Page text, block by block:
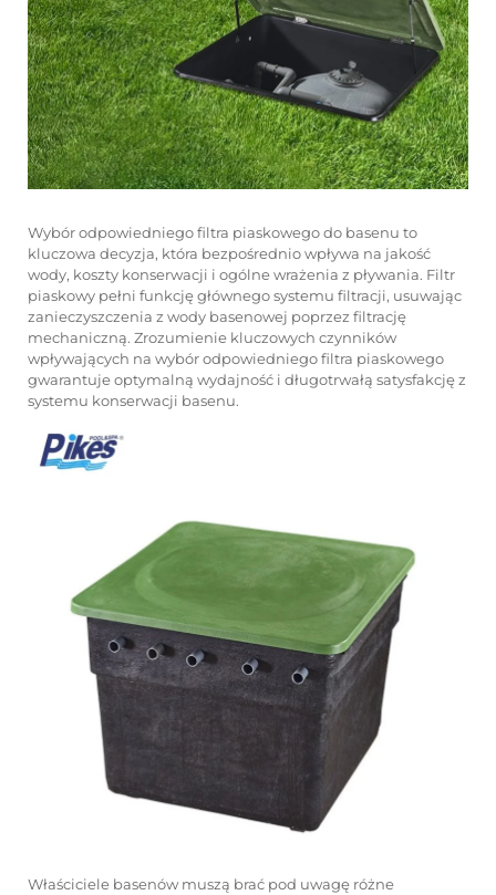
Wybór odpowiedniego filtra piaskowego do basenu to
kluczowa decyzja, która bezpośrednio wpływa na jakość
wody, koszty konserwacji i ogólne wrażenia z pływania. Filtr
piaskowy pełni funkcję głównego systemu filtracji, usuwając
zanieczyszczenia z wody basenowej poprzez filtrację
mechaniczną. Zrozumienie kluczowych czynników
wpływających na wybór odpowiedniego filtra piaskowego
gwarantuje optymalną wydajność i długotrwałą satysfakcję z
systemu konserwacji basenu.
Właściciele basenów muszą brać pod uwagę różne